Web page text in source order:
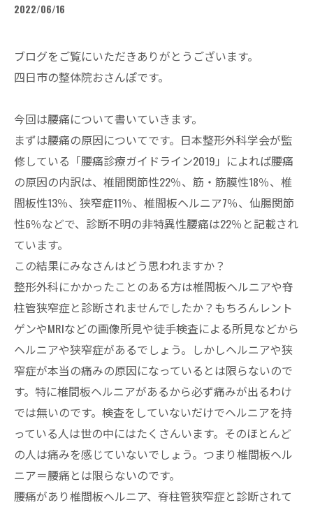
2022/06/16
ブログをご覧にいただきありがとうございます。
四日市の整体院おさんぽです。
今回は腰痛について書いていきます。
まずは腰痛の原因についてです。日本整形外科学会が監
修している「腰痛診療ガイドライン2019」によれば腰痛
の原因の内訳は、椎間関節性22％、筋・筋膜性18％、椎
間板性13％、狭窄症11％、椎間板ヘルニア7％、仙腸関節
性6％などで、診断不明の非特異性腰痛は22％と記載され
ています。
この結果にみなさんはどう思われますか？
整形外科にかかったことのある方は椎間板ヘルニアや脊
柱管狭窄症と診断されませんでしたか？もちろんレント
ゲンやMRIなどの画像所見や徒手検査による所見などから
ヘルニアや狭窄症があるでしょう。しかしヘルニアや狭
窄症が本当の痛みの原因になっているとは限らないので
す。特に椎間板ヘルニアがあるから必ず痛みが出るわけ
では無いのです。検査をしていないだけでヘルニアを持
っている人は世の中にはたくさんいます。そのほとんど
の人は痛みを感じていないでしょう。つまり椎間板ヘル
ニア＝腰痛とは限らないのです。
腰痛があり椎間板ヘルニア、脊柱管狭窄症と診断されて